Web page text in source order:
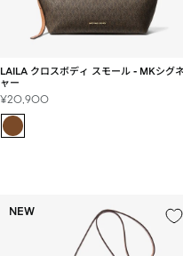
LAILA クロスボディ スモール - MKシグ
ャー
セ
ー
ル
¥20,900
NEW